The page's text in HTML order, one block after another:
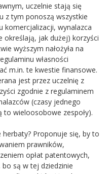
uczelnie stają się
z tym ponoszą wszystkie
komercjalizacji, wynalazca
określają, jak dużej) korzyści
wyższym nałożyła na
własności
m.in. te kwestie finansowe.
jest przez uczelnię z
zgodnie z regulaminem
(czasy jednego
to wieloosobowe zespoły).
Proponuje się, by to
prawników,
opłat patentowych,
bo są w tej dziedzinie